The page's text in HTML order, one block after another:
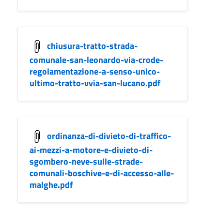
chiusura-tratto-strada-
comunale-san-leonardo-via-crode-
regolamentazione-a-senso-unico-
ultimo-tratto-vvia-san-lucano.pdf
ordinanza-di-divieto-di-traffico-
ai-mezzi-a-motore-e-divieto-di-
sgombero-neve-sulle-strade-
comunali-boschive-e-di-accesso-alle-
malghe.pdf